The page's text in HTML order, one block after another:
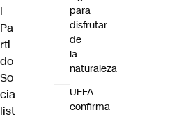
l
Pa
rti
do
So
cia
list
para
disfrutar
de
la
naturaleza
UEFA
confirma